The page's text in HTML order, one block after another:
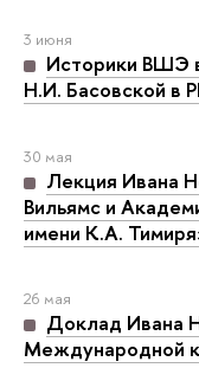
3 июня
Историки ВШЭ
Н.И. Басовской в
30 мая
Лекция Ивана
Вильямс и
имени К.А.
26 мая
Доклад Ивана
Международной